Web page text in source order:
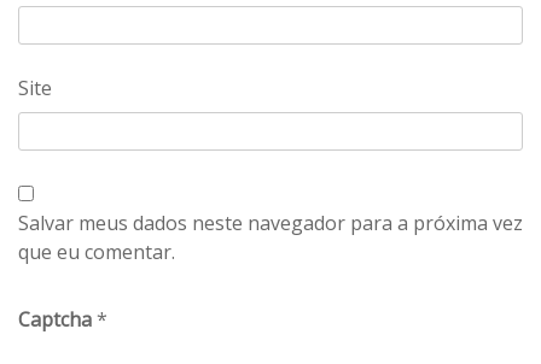
Site
Salvar meus dados neste navegador para a próxima vez
que eu comentar.
Captcha*